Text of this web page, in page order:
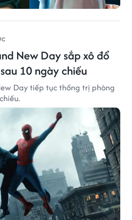
New Day sắp xô đổ
10 ngày chiếu
Day tiếp tục thống trị phòng